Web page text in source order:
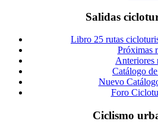
Salidas
Libro 25 rutas
Próximas
Anteriores
Catálogo
Nuevo
Foro
Ciclismo